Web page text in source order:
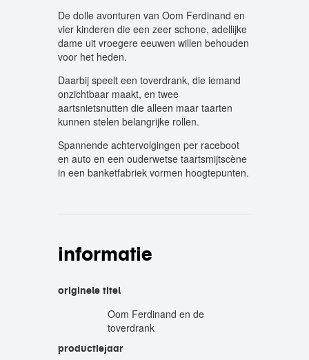
De dolle avonturen van Oom Ferdinand en
vier kinderen die een zeer schone, adellijke
dame uit vroegere eeuwen willen behouden
voor het heden.
Daarbij speelt een toverdrank, die iemand
onzichtbaar maakt, en twee
aartsnietsnutten die alleen maar taarten
kunnen stelen belangrijke rollen.
Spannende achtervolgingen per raceboot
en auto en een ouderwetse taartsmijtscène
in een banketfabriek vormen hoogtepunten.
informatie
originele titel
Oom Ferdinand en de
toverdrank
productiejaar